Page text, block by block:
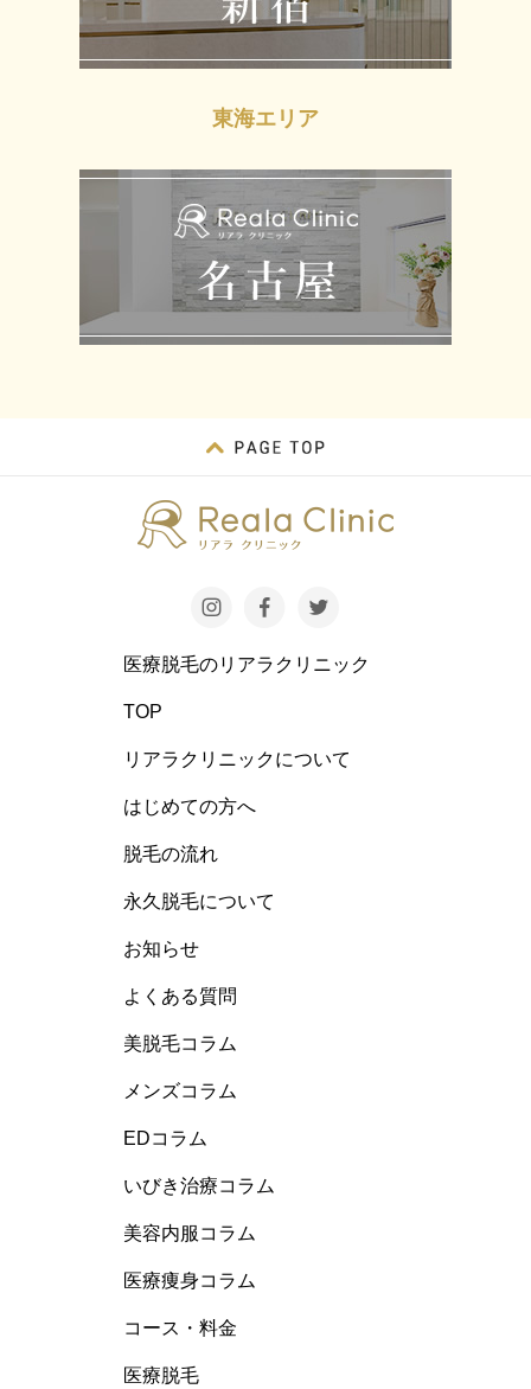
東海エリア
医療脱毛のリアラクリニック
TOP
リアラクリニックについて
はじめての方へ
脱毛の流れ
永久脱毛について
お知らせ
よくある質問
美脱毛コラム
メンズコラム
EDコラム
いびき治療コラム
美容内服コラム
医療痩身コラム
コース・料金
医療脱毛